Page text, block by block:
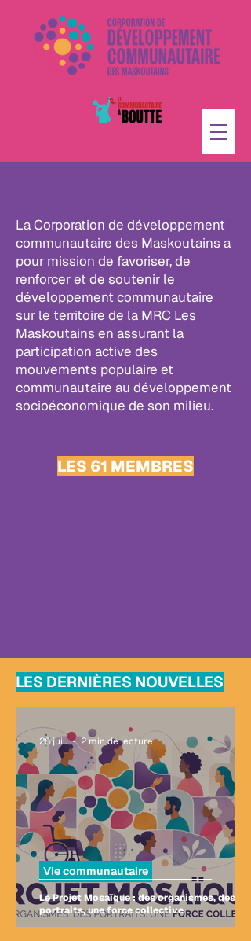
La Corporation de développement
communautaire des Maskoutains a
pour mission de favoriser, de
renforcer et de soutenir le
développement communautaire
sur le territoire de la MRC Les
Maskoutains en assurant la
participation active des
mouvements populaire et
communautaire au développement
socioéconomique de son milieu.
LES 61 MEMBRES
LES DERNIÈRES NOUVELLES
Le Projet Mosaïque : des organismes, des
portraits, une force collective
Vie communautaire
28 juil. 2 min de lecture